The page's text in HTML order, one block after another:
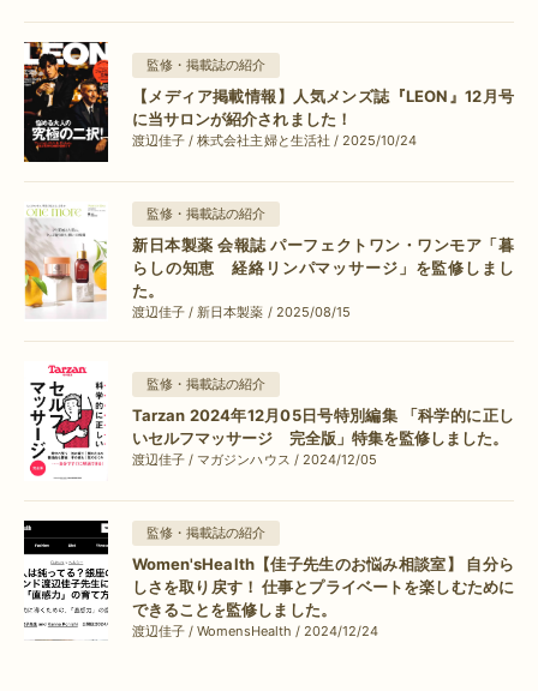
監修・掲載誌の紹介
【メディア掲載情報】人気メンズ誌『LEON』12月号
に当サロンが紹介されました！
渡辺佳子 / 株式会社主婦と生活社 / 2025/10/24
監修・掲載誌の紹介
新日本製薬 会報誌 パーフェクトワン・ワンモア「暮
らしの知恵 経絡リンパマッサージ」を監修しまし
た。
渡辺佳子 / 新日本製薬 / 2025/08/15
監修・掲載誌の紹介
Tarzan 2024年12月05日号特別編集 「科学的に正し
いセルフマッサージ 完全版」特集を監修しました。
渡辺佳子 / マガジンハウス / 2024/12/05
監修・掲載誌の紹介
Women'sHealth【佳子先生のお悩み相談室】 自分ら
しさを取り戻す！ 仕事とプライベートを楽しむために
できることを監修しました。
渡辺佳子 / WomensHealth / 2024/12/24